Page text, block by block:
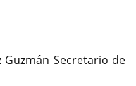
Secretario de